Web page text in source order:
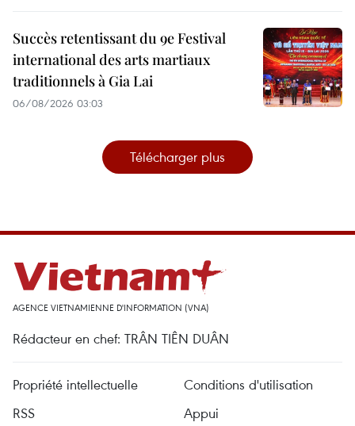
Succès retentissant du 9e Festival
international des arts martiaux
traditionnels à Gia Lai
06/08/2026 03:03
Télécharger plus
AGENCE VIETNAMIENNE D'INFORMATION (VNA)
Rédacteur en chef: TRÂN TIÊN DUÂN
Propriété intellectuelle
Conditions d'utilisation
RSS
Appui